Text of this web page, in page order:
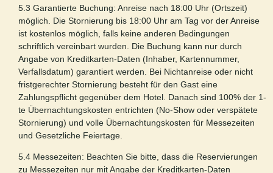
5.3 Garantierte Buchung: Anreise nach 18:00 Uhr (Ortszeit)
möglich. Die Stornierung bis 18:00 Uhr am Tag vor der Anreise
ist kostenlos möglich, falls keine anderen Bedingungen
schriftlich vereinbart wurden. Die Buchung kann nur durch
Angabe von Kreditkarten-Daten (Inhaber, Kartennummer,
Verfallsdatum) garantiert werden. Bei Nichtanreise oder nicht
fristgerechter Stornierung besteht für den Gast eine
Zahlungspflicht gegenüber dem Hotel. Danach sind 100% der 1-
te Übernachtungskosten entrichten (No-Show oder verspätete
Stornierung) und volle Übernachtungskosten für Messezeiten
und Gesetzliche Feiertage.
5.4 Messezeiten: Beachten Sie bitte, dass die Reservierungen
zu Messezeiten nur mit Angabe der Kreditkarten-Daten